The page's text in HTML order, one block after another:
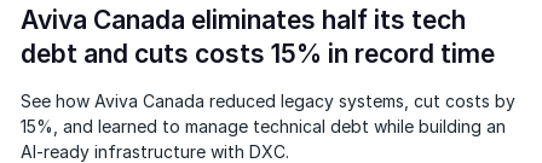
Aviva Canada eliminates half its tech
debt and cuts costs 15% in record time
See how Aviva Canada reduced legacy systems, cut costs by
15%, and learned to manage technical debt while building an
AI-ready infrastructure with DXC.